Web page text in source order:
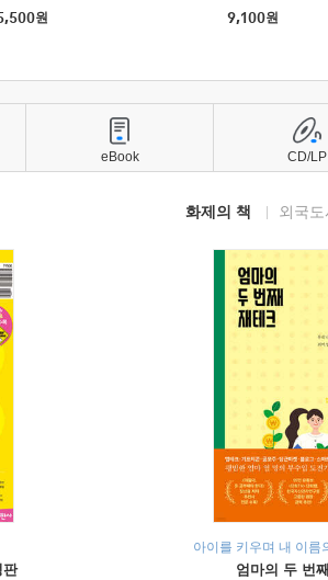
원
9,100원
화제의 책 외국도
판
아이를 키우며 내 이름
엄마의 두 번
eBook CD/LP